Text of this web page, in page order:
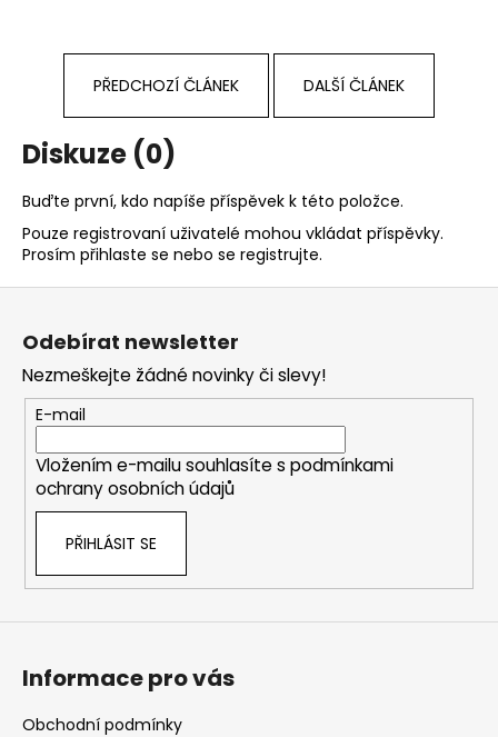
PŘEDCHOZÍ ČLÁNEK DALŠÍ ČLÁNEK
Diskuze (0)
Buďte první, kdo napíše příspěvek k této položce.
Pouze registrovaní uživatelé mohou vkládat příspěvky.
Prosím přihlaste se nebo se registrujte.
Odebírat newsletter
Nezmeškejte žádné novinky či slevy!
E-mail
Vložením e-mailu souhlasíte s podmínkami
ochrany osobních údajů
PŘIHLÁSIT SE
Informace pro vás
Obchodní podmínky